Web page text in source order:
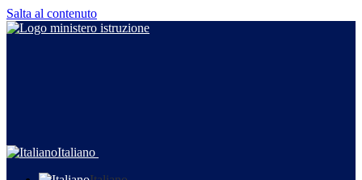
Salta al contenuto
Italiano